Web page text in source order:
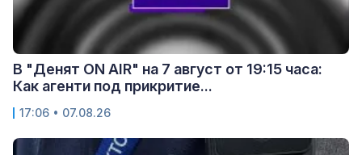
В "Денят ON AIR" на 7 август от 19:15 часа:
Как агенти под прикритие...
17:06 • 07.08.26